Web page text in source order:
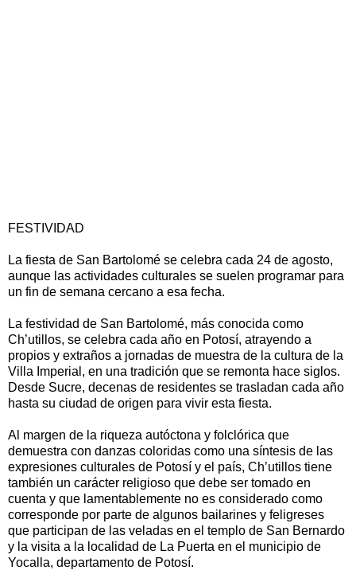
FESTIVIDAD
La fiesta de San Bartolomé se celebra cada 24 de agosto,
aunque las actividades culturales se suelen programar para
un fin de semana cercano a esa fecha.
La festividad de San Bartolomé, más conocida como
Ch’utillos, se celebra cada año en Potosí, atrayendo a
propios y extraños a jornadas de muestra de la cultura de la
Villa Imperial, en una tradición que se remonta hace siglos.
Desde Sucre, decenas de residentes se trasladan cada año
hasta su ciudad de origen para vivir esta fiesta.
Al margen de la riqueza autóctona y folclórica que
demuestra con danzas coloridas como una síntesis de las
expresiones culturales de Potosí y el país, Ch’utillos tiene
también un carácter religioso que debe ser tomado en
cuenta y que lamentablemente no es considerado como
corresponde por parte de algunos bailarines y feligreses
que participan de las veladas en el templo de San Bernardo
y la visita a la localidad de La Puerta en el municipio de
Yocalla, departamento de Potosí.